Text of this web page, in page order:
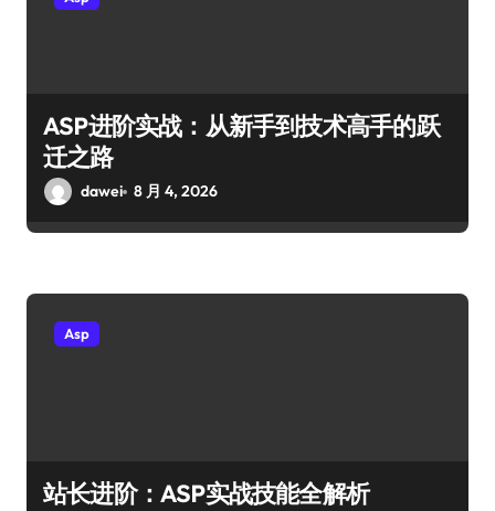
ASP进阶实战：从新手到技术高手的跃
迁之路
dawei 8 月 4, 2026
Asp
站长进阶：ASP实战技能全解析